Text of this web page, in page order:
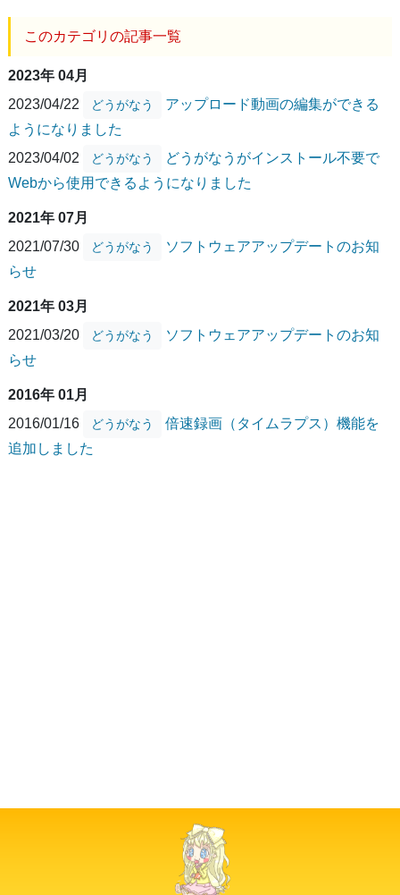
このカテゴリの記事一覧
2023年 04月
2023/04/22
どうがなう
アップロード動画の編集ができる
ようになりました
2023/04/02
どうがなう
どうがなうがインストール不要で
Webから使用できるようになりました
2021年 07月
2021/07/30
どうがなう
ソフトウェアアップデートのお知
らせ
2021年 03月
2021/03/20
どうがなう
ソフトウェアアップデートのお知
らせ
2016年 01月
2016/01/16
どうがなう
倍速録画（タイムラプス）機能を
追加しました